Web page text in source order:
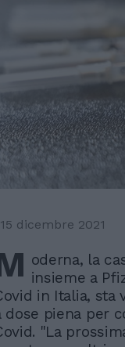
15 dicembre 2021
oderna, la
insieme a
in Italia, sta
dose piena per
"La